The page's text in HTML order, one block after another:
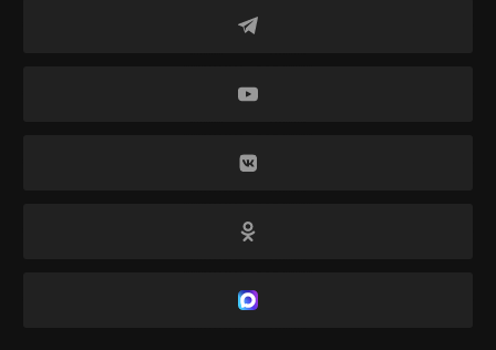
беспочвенны. «Свидетели Иеговы» читали и
экстремистской литературой, потому что ее просто
верующими, так как восстановление их прав
для распространения, а для личного чтения», —